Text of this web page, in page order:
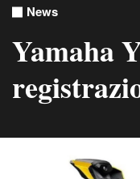
News
Yamaha